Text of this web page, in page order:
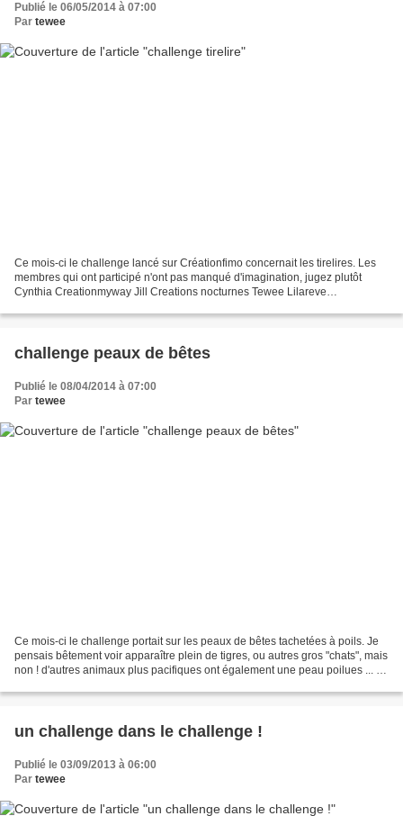
Publié le 06/05/2014 à 07:00
Par tewee
Ce mois-ci le challenge lancé sur Créationfimo concernait les tirelires. Les
membres qui ont participé n'ont pas manqué d'imagination, jugez plutôt
Cynthia Creationmyway Jill Creations nocturnes Tewee Lilareve
challenge peaux de bêtes
Publié le 08/04/2014 à 07:00
Par tewee
Ce mois-ci le challenge portait sur les peaux de bêtes tachetées à poils. Je
pensais bêtement voir apparaître plein de tigres, ou autres gros "chats", mais
non ! d'autres animaux plus pacifiques ont également une peau poilues ... je
un challenge dans le challenge !
Publié le 03/09/2013 à 06:00
Par tewee